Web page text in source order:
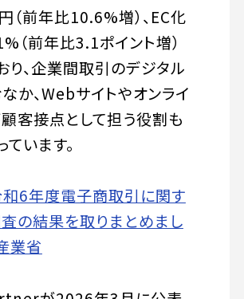
（前年比10.6%増）、EC化
（前年比3.1ポイント増）
り、企業間取引のデジタル
か、Webサイトやオンライ
客接点として担う役割も
ています。
和6年度電子商取引に関す
の結果を取りまとめまし
業省